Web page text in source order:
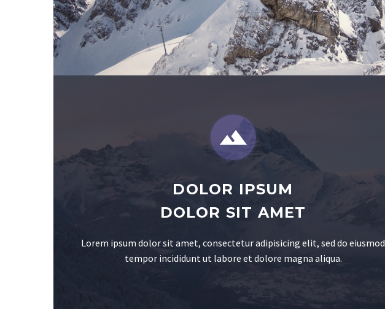


DOLOR IPSUM
DOLOR SIT AMET
Lorem ipsum dolor sit amet, consectetur adipisicing elit, sed do eiusmod
tempor incididunt ut labore et dolore magna aliqua.